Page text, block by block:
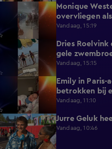
Monique
overvliegen
Vandaag, 15:19
0:17
Dries
gele
Vandaag, 15:15
Emily in
betrokken bij
Vandaag, 11:10
1:12 Jurre Geluk
Vandaag, 10:46